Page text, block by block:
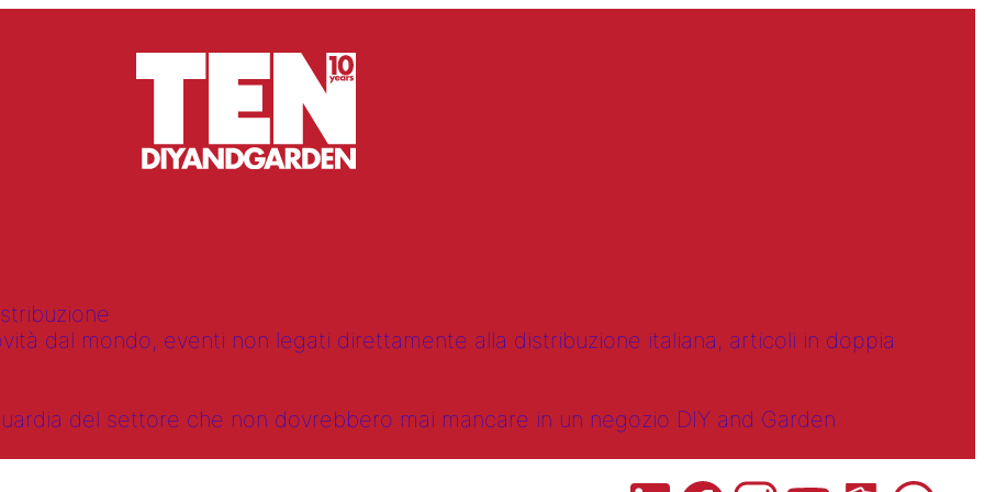
dal mondo, eventi non legati direttamente alla distribuzione italiana, articoli in doppia
del settore che non dovrebbero mai mancare in un negozio DIY and Garden